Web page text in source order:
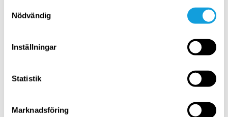
Nödvändig
Inställningar
Statistik
Marknadsföring
Ryggräddaren – rörlighet för rygg
Ta hand om ryggen när du sitter mycket.